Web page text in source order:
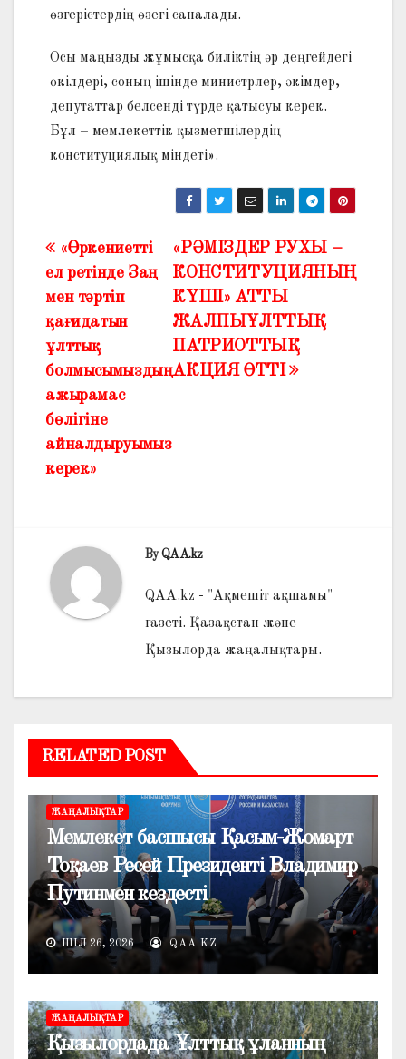
өзгерістердің өзегі саналады.
Осы маңызды жұмысқа биліктің әр деңгейдегі
өкілдері, соның ішінде министрлер, әкімдер,
депутаттар белсенді түрде қатысуы керек.
Бұл – мемлекеттік қызметшілердің
конституциялық міндеті».
Жазба
навигациясы
«РӘМІЗДЕР РУХЫ –
КОНСТИТУЦИЯНЫҢ
КҮШІ» АТТЫ
ЖАЛПЫҰЛТТЫҚ
ПАТРИОТТЫҚ
АКЦИЯ ӨТТІ
«Өркениетті
ел ретінде Заң
мен тәртіп
қағидатын
ұлттық
болмысымыздың
ажырамас
бөлігіне
айналдыруымыз
керек»
ByQAA.kz
QAA.kz - "Ақмешіт ақшамы"
газеті. Қазақстан және
Қызылорда жаңалықтары.
RELATED POST
ЖАҢАЛЫҚТАР
Мемлекет басшысы Қасым-Жомарт
Тоқаев Ресей Президенті Владимир
Путинмен кездесті
ШІЛ 26, 2026 QAA.KZ
ЖАҢАЛЫҚТАР
Қызылордада Ұлттық ұланның